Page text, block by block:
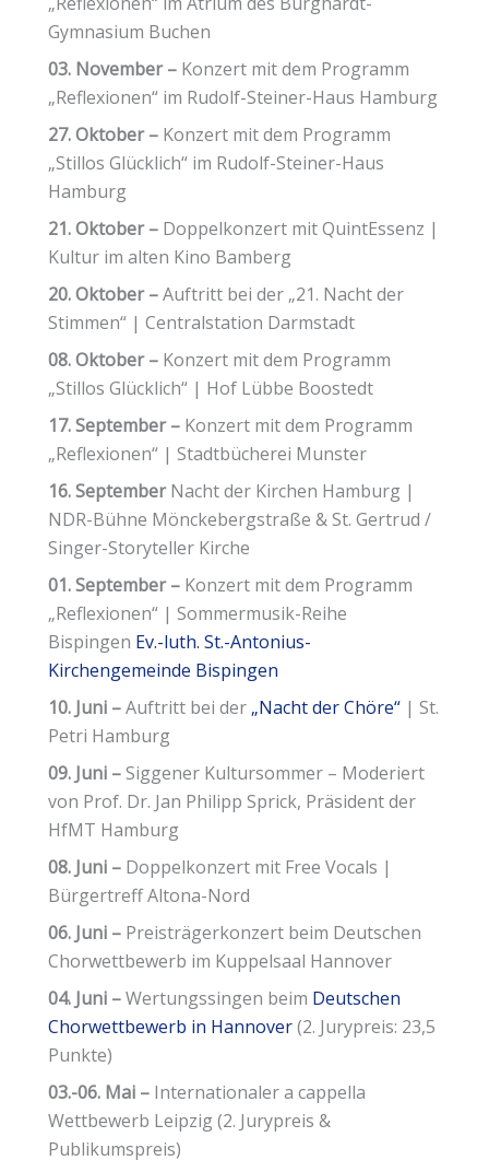
Gymnasium Buchen
03. November – Konzert mit dem Programm
„Reflexionen“ im Rudolf-Steiner-Haus Hamburg
27. Oktober – Konzert mit dem Programm
„Stillos Glücklich“ im Rudolf-Steiner-Haus
Hamburg
21. Oktober – Doppelkonzert mit QuintEssenz |
Kultur im alten Kino Bamberg
20. Oktober –Auftritt bei der „21. Nacht der
Stimmen“ | Centralstation Darmstadt
08. Oktober – Konzert mit dem Programm
„Stillos Glücklich“ | Hof Lübbe Boostedt
17. September – Konzert mit dem Programm
„Reflexionen“ | Stadtbücherei Munster
16. SeptemberNacht der Kirchen Hamburg |
NDR-Bühne Mönckebergstraße & St. Gertrud /
Singer-Storyteller Kirche
01. September – Konzert mit dem Programm
„Reflexionen“ | Sommermusik-Reihe
Bispingen Ev.-luth. St.-Antonius-
Kirchengemeinde Bispingen
10. Juni –Auftritt bei der „Nacht der Chöre“ | St.
Petri Hamburg
09. Juni –Siggener Kultursommer – Moderiert
von Prof. Dr. Jan Philipp Sprick, Präsident der
HfMT Hamburg
08. Juni – Doppelkonzert mit Free Vocals |
Bürgertreff Altona-Nord
06. Juni – Preisträgerkonzert beim Deutschen
Chorwettbewerb im Kuppelsaal Hannover
04. Juni –Wertungssingen beim Deutschen
Chorwettbewerb in Hannover(2. Jurypreis: 23,5
Punkte)
03.-06. Mai – Internationaler a cappella
Wettbewerb Leipzig (2. Jurypreis &
Publikumspreis)